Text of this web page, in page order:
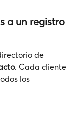
a un registro
de
. Cada cliente
los